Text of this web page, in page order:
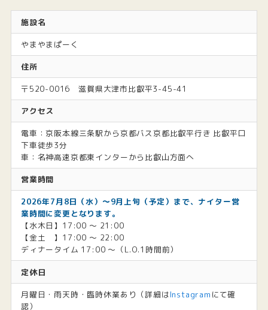
施設名
やまやまぱーく
住所
〒520-0016 滋賀県大津市比叡平3-45-41
アクセス
電車：京阪本線三条駅から京都バス京都比叡平行き 比叡平口
下車徒歩3分
車：名神高速京都東インターから比叡山方面へ
営業時間
2026年7月8日（水）〜9月上旬（予定）まで、ナイター営
業時間に変更となります。
【水木日】17:00 〜 21:00
【金土 】17:00 〜 22:00
ディナータイム 17:00 〜（L.O.1時間前）
定休日
月曜日・雨天時・臨時休業あり（詳細はInstagram にて確
認）